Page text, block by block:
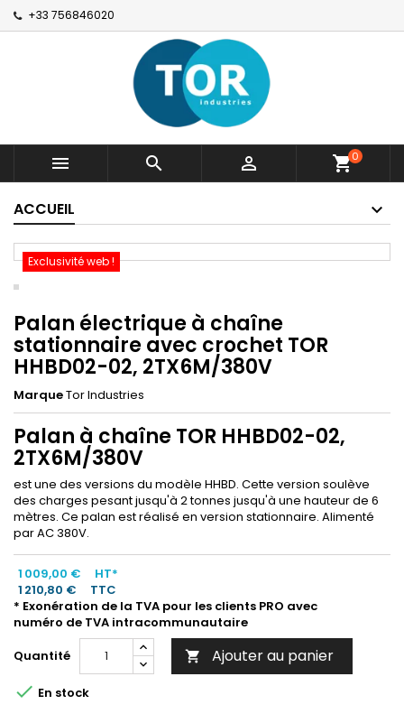
+33 756846020
   shopping_cart0
ACCUEIL
Exclusivité web !
Palan électrique à chaîne
stationnaire avec crochet TOR
HHBD02-02, 2TX6M/380V
MarqueTor Industries
Palan à chaîne TOR HHBD02-02,
2TX6M/380V
est une des versions du modèle HHBD. Cette version soulève
des charges pesant jusqu'à 2 tonnes jusqu'à une hauteur de 6
mètres. Ce palan est réalisé en version stationnaire. Alimenté
par AC 380V.
1 009,00 €
HT*
1 210,80 €
TTC
* Exonération de la TVA pour les clients PRO avec
numéro de TVA intracommunautaire
Quantité
 Ajouter au panier
 En stock